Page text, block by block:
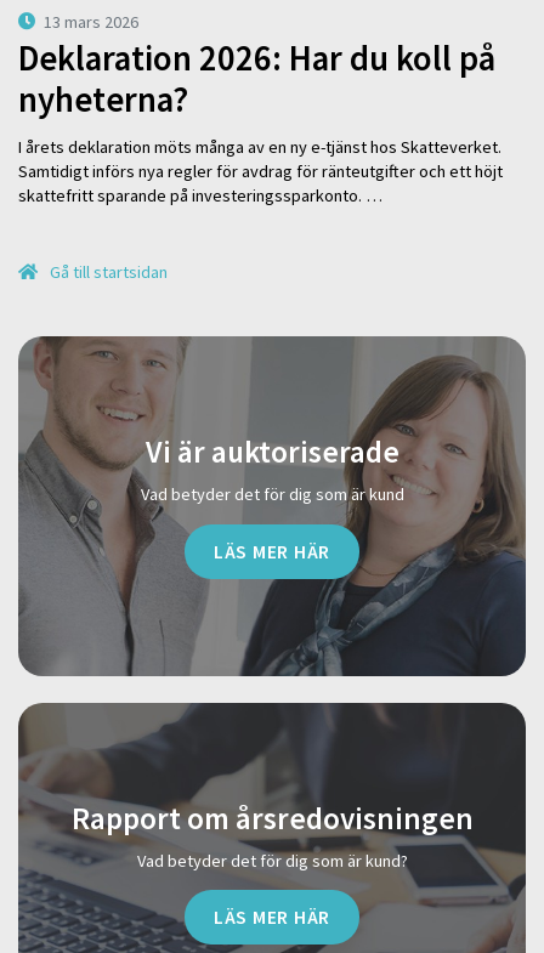
13 mars 2026
Deklaration 2026: Har du koll på
nyheterna?
I årets deklaration möts många av en ny e-tjänst hos Skatteverket.
Samtidigt införs nya regler för avdrag för ränteutgifter och ett höjt
skattefritt sparande på investeringssparkonto. …
Gå till startsidan
Vi är auktoriserade
Vad betyder det för dig som är kund
LÄS MER HÄR
Rapport om årsredovisningen
Vad betyder det för dig som är kund?
LÄS MER HÄR